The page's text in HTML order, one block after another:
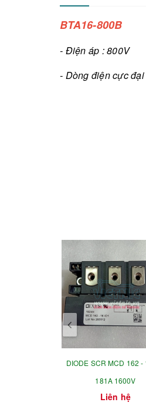
BTA16-800B
- Điện áp : 800V
- Dòng điện cực đại
DIODE SCR MCD 162 -
181A 1600V
Liên hệ